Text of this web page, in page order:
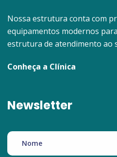
Nossa estrutura conta com
equipamentos modernos
estrutura de atendimento ao
Conheça a Clínica
Newsletter